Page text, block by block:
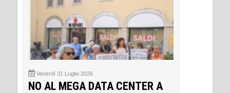
Venerdì 31 Luglio 2026
NO AL MEGA DATA CENTER A